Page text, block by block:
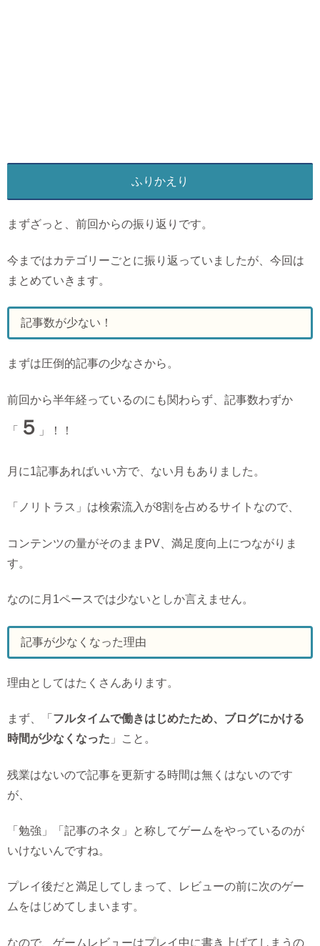
ふりかえり
まずざっと、前回からの振り返りです。
今まではカテゴリーごとに振り返っていましたが、今回は
まとめていきます。
記事数が少ない！
まずは圧倒的記事の少なさから。
前回から半年経っているのにも関わらず、記事数わずか
「 ５ 」！！
月に1記事あればいい方で、ない月もありました。
「ノリトラス」は検索流入が8割を占めるサイトなので、
コンテンツの量がそのままPV、満足度向上につながりま
す。
なのに月1ペースでは少ないとしか言えません。
記事が少なくなった理由
理由としてはたくさんあります。
まず、「 フルタイムで働きはじめたため、ブログにかける
時間が少なくなった 」こと。
残業はないので記事を更新する時間は無くはないのです
が、
「勉強」「記事のネタ」と称してゲームをやっているのが
いけないんですね。
プレイ後だと満足してしまって、レビューの前に次のゲー
ムをはじめてしまいます。
なので、ゲームレビューはプレイ中に書き上げてしまうの